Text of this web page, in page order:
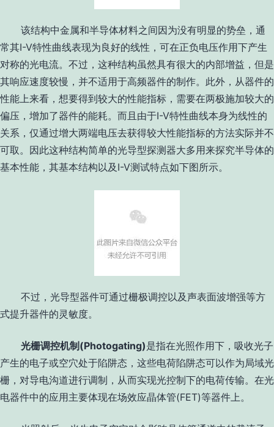
该结构中金属和半导体材料之间因为没有明显的势垒，通
常其I-V特性曲线表现为良好的线性，可在正负电压作用下产生
对称的光电流。不过，这种结构虽然具有很大的内部增益，但是
其响应速度较慢，并不适用于高频器件的制作。此外，从器件的
性能上来看，想要得到较大的性能指标，需要在两极施加较大的
偏压，增加了器件的能耗。而且由于I-V特性曲线本身为线性的
关系，仅通过增大两端电压去获得较大性能指标的方法实际并不
可取。因此这种结构简单的光导型探测器大多用来探究半导体的
基本性能，其基本结构以及 I-V测试特点如下图所示。
不过，光导型器件可通过栅极调控以及声表面波增强等方
式提升器件的灵敏度。
光栅调控机制 (Photogating)是指在光照作用下，吸收光子
产生的电子或空穴处于陷阱态，这些电荷陷阱态可以作为局域光
栅，对导电沟道进行调制，从而实现光控制下的电荷传输。在光
电器件中的应用主要体现在场效应晶体管(FET)等器件上。